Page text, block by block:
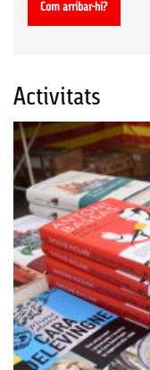
Com arribar-hi?
Activitats